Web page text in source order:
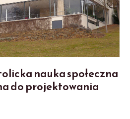
nauka społeczna
do projektowania